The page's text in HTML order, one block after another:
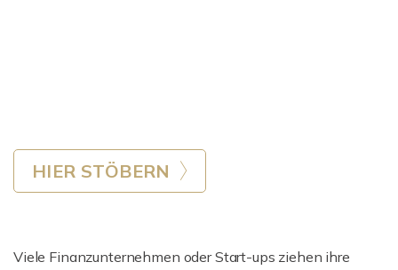
HIER STÖBERN
Viele Finanzunternehmen oder Start-ups ziehen ihre